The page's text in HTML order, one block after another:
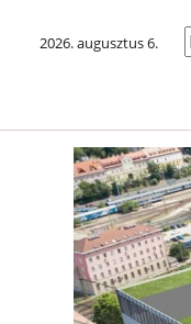
2026. augusztus 6.